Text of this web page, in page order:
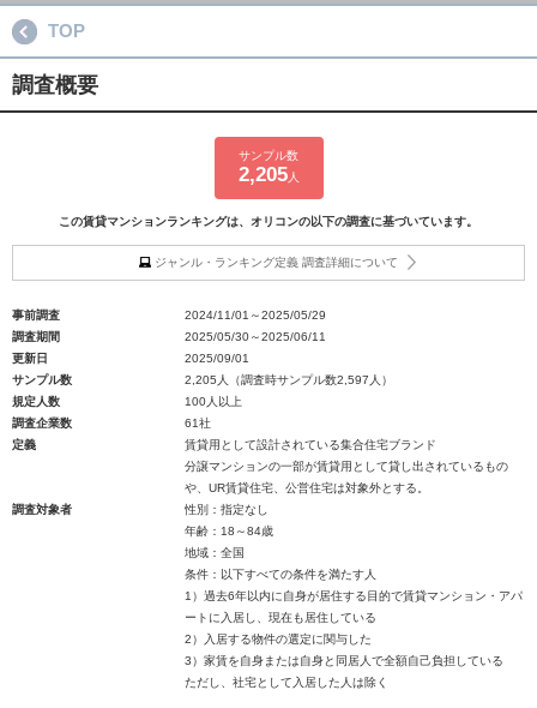
TOP
調査概要
サンプル数
2,205人
この賃貸マンションランキングは、オリコンの以下の調査に基づいています。
ジャンル・ランキング定義 調査詳細について
事前調査
2024/11/01～2025/05/29
調査期間
2025/05/30～2025/06/11
更新日
2025/09/01
サンプル数
2,205人（調査時サンプル数2,597人）
規定人数
100人以上
調査企業数
61社
定義
賃貸用として設計されている集合住宅ブランド
分譲マンションの一部が賃貸用として貸し出されているもの
や、UR賃貸住宅、公営住宅は対象外とする。
調査対象者
性別：指定なし
年齢：18～84歳
地域：全国
条件：以下すべての条件を満たす人
1）過去6年以内に自身が居住する目的で賃貸マンション・アパ
ートに入居し、現在も居住している
2）入居する物件の選定に関与した
3）家賃を自身または自身と同居人で全額自己負担している
ただし、社宅として入居した人は除く